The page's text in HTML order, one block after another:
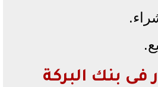
فى بنك البركة